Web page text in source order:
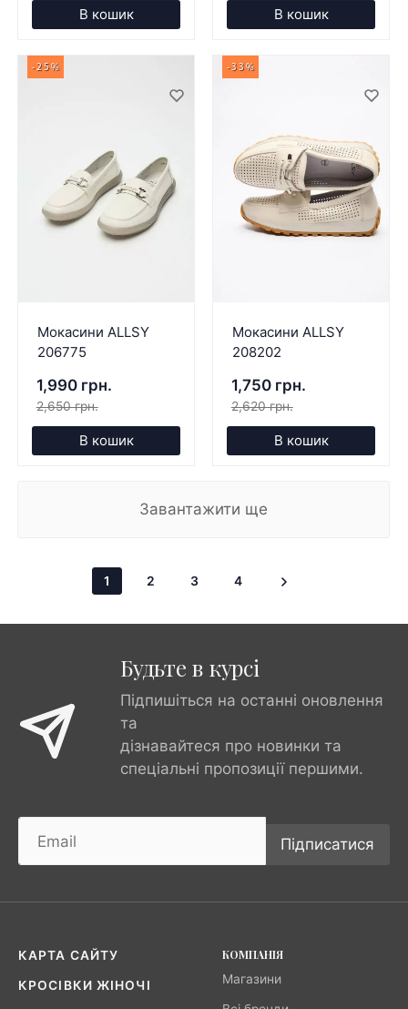
В кошик В кошик
-25%
Мокасини ALLSY
206775
1,990 грн.
2,650 грн.
В кошик
-33%
Мокасини ALLSY
208202
1,750 грн.
2,620 грн.
В кошик
Завантажити ще
1 2 3 4
Будьте в курсі
Підпишіться на останні оновлення
та
дізнавайтеся про новинки та
спеціальні пропозиції першими.
Підписатися
КАРТА САЙТУ
КРОСІВКИ ЖІНОЧІ
КОМПАНІЯ
Магазини